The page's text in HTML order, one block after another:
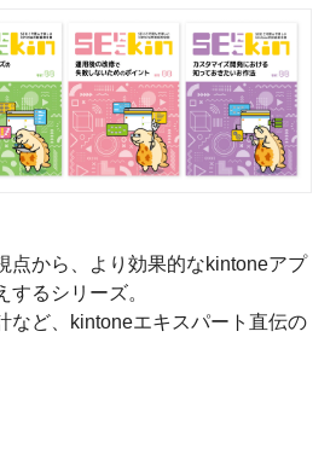
点から、より効果的なkintoneアプ
するシリーズ。
など、kintoneエキスパート直伝の